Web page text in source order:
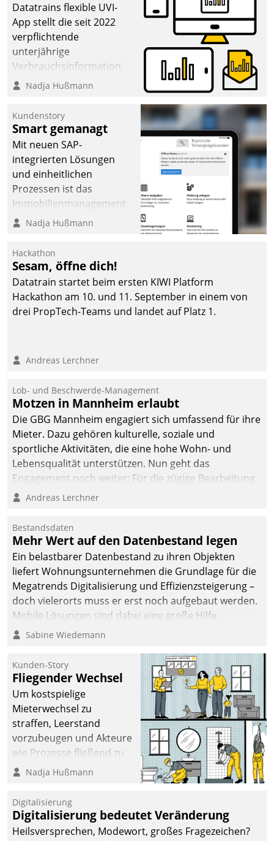
Datatrains flexible UVI-
App stellt die seit 2022
verpflichtende
unterjährige
Verbrauchsinformation
schnell, zuverlässig und
Die monatlichen
Mitteilungen zum
Heizungs- und
Wasserverbrauch gehen
automatisiert, vollständig
und auf Wunsch über
mehrere zuvor
Kommunikationswege bei
Nadja Hußmann
Kundenstory
Smart gemanagt
Mit neuen SAP-
integrierten Lösungen
und einheitlichen
Prozessen ist das
Immobilienmanagement
der Bayerischen
Ressort Kapitalanlage für
künftige Aufgaben und
Herausforderungen
gerüstet.
Nadja Hußmann
Hackathon
Sesam, öffne dich!
Datatrain startet beim ersten KIWI Platform
Hackathon am 10. und 11. September in einem von
drei PropTech-Teams und landet auf Platz 1.
Andreas Lerchner
Lob- und Beschwerde-Management
Motzen in Mannheim erlaubt
Die GBG Mannheim engagiert sich umfassend für ihre
Mieter. Dazu gehören kulturelle, soziale und
sportliche Aktivitäten, die eine hohe Wohn- und
Lebensqualität unterstützen. Nun geht das
Engagement noch weiter: Für die zügige Bearbeitung
von Beschwerden – oder Lob – richtet das
und Beschwerde-Management einen eigenen Kanal
ein.
Andreas Lerchner
Bestandsdaten
Mehr Wert auf den Datenbestand legen
Ein belastbarer Datenbestand zu ihren Objekten
liefert Wohnungsunternehmen die Grundlage für die
Megatrends Digitalisierung und Effizienzsteigerung –
doch vielerorts muss er erst noch aufgebaut werden.
Mobile Lösungen sind dabei eine große Hilfe.
Sabine Wiedemann
Kunden-Story
Fliegender Wechsel
Um kostspielige
Mieterwechsel zu
straffen, Leerstand
vorzubeugen und Akteure
wie Prozesse fließend zu
vernetzen, nutzt die
Jahresbeginn eine
Überblick, Einsicht und
Eingriff bietende Lösung.
Nadja Hußmann
Digitalisierung
Digitalisierung bedeutet Veränderung
Heilsversprechen, Modewort, großes Fragezeichen?